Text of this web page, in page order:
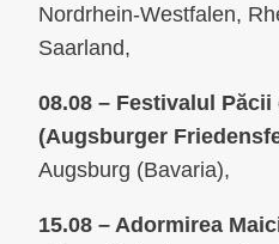
Nordrhein-Westfalen,
Saarland,
08.08 – Festivalul
(Augsburger
Augsburg (Bavaria),
15.08 – Adormirea